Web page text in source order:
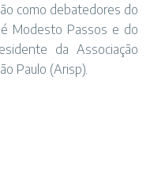
como debatedores do
Modesto Passos e do
da Associação
Paulo (Arisp).